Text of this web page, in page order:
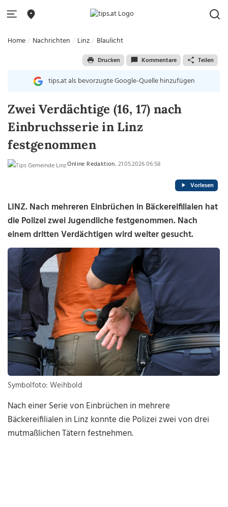
Home Nachrichten Linz Blaulicht
Drucken Kommentare Teilen
tips.at als bevorzugte Google-Quelle hinzufügen
Zwei Verdächtige (16, 17) nach
Einbruchsserie in Linz
festgenommen
Online Redaktion, 21.05.2026 06:58
Vorlesen
LINZ. Nach mehreren Einbrüchen in Bäckereifilialen hat
die Polizei zwei Jugendliche festgenommen. Nach
einem dritten Verdächtigen wird weiter gesucht.
Symbolfoto: Weihbold
Nach einer Serie von Einbrüchen in mehrere
Bäckereifilialen in Linz konnte die Polizei zwei von drei
mutmaßlichen Tätern festnehmen.